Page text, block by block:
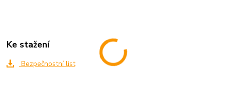
Ke stažení
Bezpečnostní list